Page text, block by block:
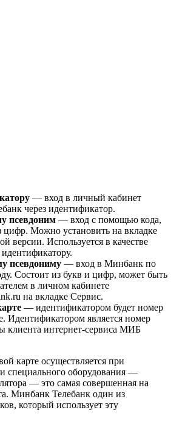
— вход в личный кабинет
через идентификатор.
псевдоним — вход с помощью кода,
цифр. Можно установить на вкладке
версии. Используется в качестве
псевдониму — вход в Минбанк по
Состоит из букв и цифр, может быть
в личном кабинете
на вкладке Сервис.
— идентификатором будет номер
Идентификатором является номер
клиента интернет-сервиса МИБ
карте осуществляется при
специального оборудования —
— это самая совершенная на
Минбанк Телебанк один из
который использует эту